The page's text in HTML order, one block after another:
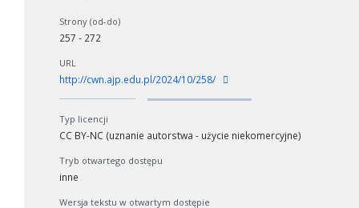
Strony (od-do)
257 - 272
URL
http://cwn.ajp.edu.pl/2024/10/258/
Typ licencji
CC BY-NC (uznanie autorstwa - użycie niekomercyjne)
Tryb otwartego dostępu
inne
Wersja tekstu w otwartym dostępie